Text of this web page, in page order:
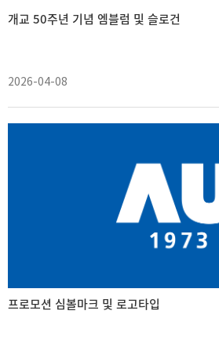
개교 50주년 기념 엠블럼 및 슬로건
2026-04-08
프로모션 심볼마크 및 로고타입